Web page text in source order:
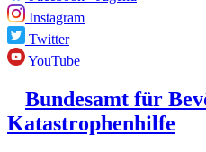
Instagram
Twitter
YouTube
Bundesamt für
Katastrophenhilfe